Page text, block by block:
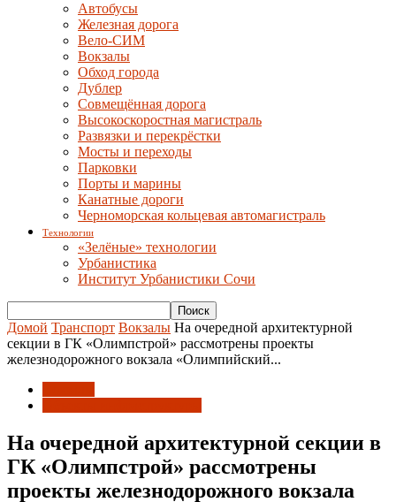
Автобусы
Железная дорога
Вело-СИМ
Вокзалы
Обход города
Дублер
Совмещённая дорога
Высокоскоростная магистраль
Развязки и перекрёстки
Мосты и переходы
Парковки
Порты и марины
Канатные дороги
Черноморская кольцевая автомагистраль
Технологии
«Зелёные» технологии
Урбанистика
Институт Урбанистики Сочи
Домой Транспорт Вокзалы На очередной архитектурной
секции в ГК «Олимпстрой» рассмотрены проекты
железнодорожного вокзала «Олимпийский...
На очередной архитектурной секции в
ГК «Олимпстрой» рассмотрены
проекты железнодорожного вокзала